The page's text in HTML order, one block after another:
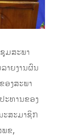
ມ​ສະພາ
າຍງານຜົນ
ງ​ສະພາ
ະທານ​ຂອງ
ະ​ສະມາຊິກ​
ຂ,